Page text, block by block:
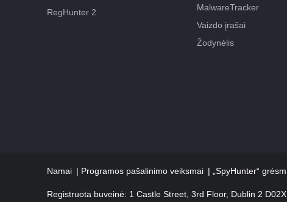
RegHunter 2
MalwareTracker
Vaizdo įrašai
Žodynėlis
Namai Programos pašalinimo veiksmai „SpyHunter“
Registruota buveinė: 1 Castle Street, 3rd Floor, Dublin 2